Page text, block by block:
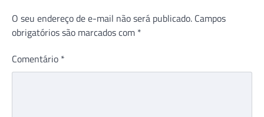
O seu endereço de e-mail não será publicado. Campos
obrigatórios são marcados com *
Comentário *